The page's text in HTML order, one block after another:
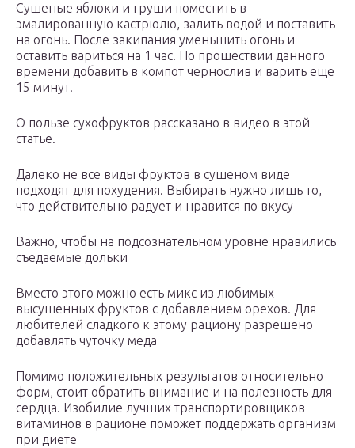
Сушеные яблоки и груши поместить в
эмалированную кастрюлю, залить водой и поставить
на огонь. После закипания уменьшить огонь и
оставить вариться на 1 час. По прошествии данного
времени добавить в компот чернослив и варить еще
15 минут.
О пользе сухофруктов рассказано в видео в этой
статье.
Далеко не все виды фруктов в сушеном виде
подходят для похудения. Выбирать нужно лишь то,
что действительно радует и нравится по вкусу
Важно, чтобы на подсознательном уровне нравились
съедаемые дольки
Вместо этого можно есть микс из любимых
высушенных фруктов с добавлением орехов. Для
любителей сладкого к этому рациону разрешено
добавлять чуточку меда
Помимо положительных результатов относительно
форм, стоит обратить внимание и на полезность для
сердца. Изобилие лучших транспортировщиков
витаминов в рационе поможет поддержать организм
при диете